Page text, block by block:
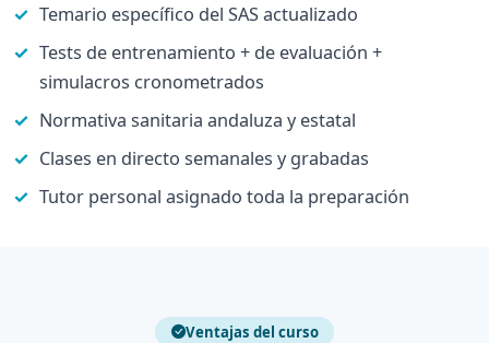
Temario específico del SAS actualizado
Tests de entrenamiento + de evaluación +
simulacros cronometrados
Normativa sanitaria andaluza y estatal
Clases en directo semanales y grabadas
Tutor personal asignado toda la preparación
Ventajas del curso